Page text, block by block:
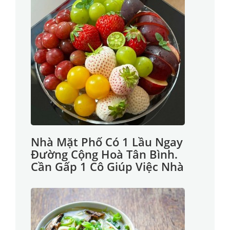
Nhà Mặt Phố Có 1 Lầu Ngay
Đường Cộng Hoà Tân Bình.
Cần Gấp 1 Cô Giúp Việc Nhà